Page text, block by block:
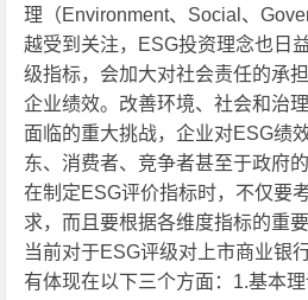
理（Environment、Social、
越受到关注，ESG投资理念也日
级指标，会加大对社会责任的承
企业绩效。改善环境、社会和治
面临的重大挑战，企业对ESG绩
东、消费者、竞争者甚至于政府
在制定ESG评价指标时，不仅要
求，而且要根据各维度指标的重
当前对于ESG评级对上市商业银
有体现在以下三个方面：1.基本